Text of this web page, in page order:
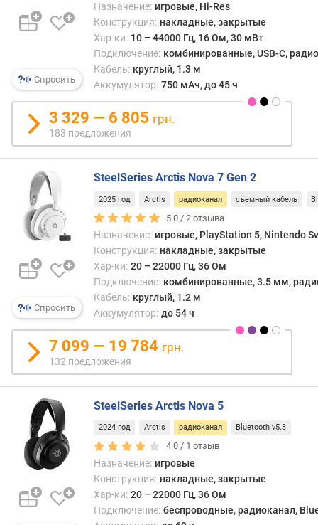
о
л
е
с
т
в
у
п
е
д
л
о
ж
н
и
м
п
е
д
а
н
с
(
м
)
Спросить
Назначение: игровые, Hi-Res
Конструкция: накладные, закрытые
Хар-ки: 10 – 44000 Гц, 16 Ом, 30 мВт
Подключение: комбинированные, USB-C,
Кабель: круглый, 1.3 м
Аккумулятор: 750 мАч, до 45 ч
3 329 — 6 805 грн.
183 предложения
Спросить
SteelSeries Arctis Nova 7 Gen 2
2025 год Arctis радиоканал съемный кабель
5.0 /2 отзыва
Назначение: игровые, PlayStation 5, Nintendo
Конструкция: накладные, закрытые
Хар-ки: 20 – 22000 Гц, 36 Ом
Подключение: комбинированные, 3.5 мм,
Кабель: круглый, 1.2 м
Аккумулятор: до 54 ч
7 099 — 19 784 грн.
132 предложения
SteelSeries Arctis Nova 5
2024 год Arctis радиоканал Bluetooth v5.3
4.0 / 1 отзыв
Назначение: игровые
Конструкция: накладные, закрытые
Хар-ки: 20 – 22000 Гц, 36 Ом
Подключение: беспроводные, радиоканал,